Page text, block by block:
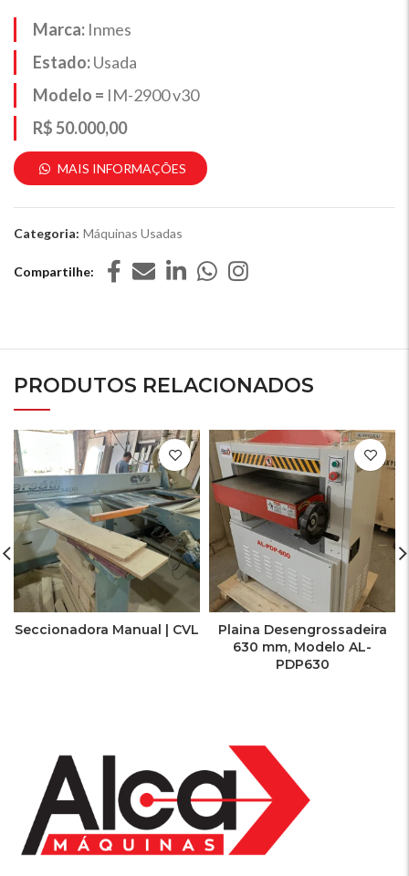
Marca: Inmes
Estado:Usada
Modelo = IM-2900 v30
R$ 50.000,00
MAIS INFORMAÇÕES
Categoria: Máquinas Usadas
Compartilhe
PRODUTOS RELACIONADOS
Seccionadora Manual | CVL
Plaina Desengrossadeira
630 mm, Modelo AL-
PDP630